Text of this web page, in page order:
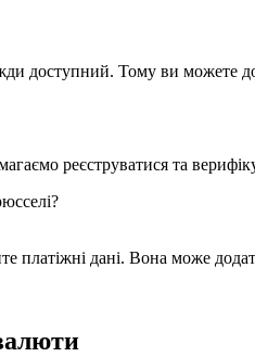
доступний. Тому ви можете
реєструватися та
платіжні дані. Вона може